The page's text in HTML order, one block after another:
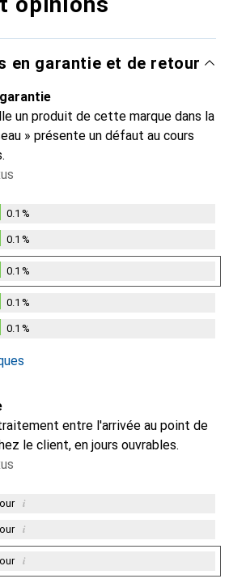
en garantie et de retour
un produit de cette marque dans la
» présente un défaut au cours
0.1 %
0.1 %
0.1 %
0.1 %
0.1 %
entre l'arrivée au point de
le client, en jours ouvrables.
i
i
i